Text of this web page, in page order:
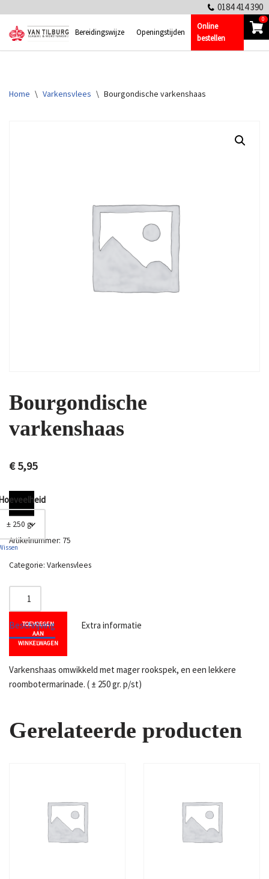
Ga
0184 414 390
Bereidingswijze Openingstijden
Online
bestellen
0
Home \ Varkensvlees \ Bourgondische varkenshaas
Bourgondische
varkenshaas
€5,95
TOEVOEGEN
AAN
WINKELWAGEN
Artikelnummer: 75
Categorie: Varkensvlees
Beschrijving Extra informatie
Varkenshaas omwikkeld met mager rookspek, en een lekkere
roombotermarinade. ( ± 250 gr. p/st)
Gerelateerde producten